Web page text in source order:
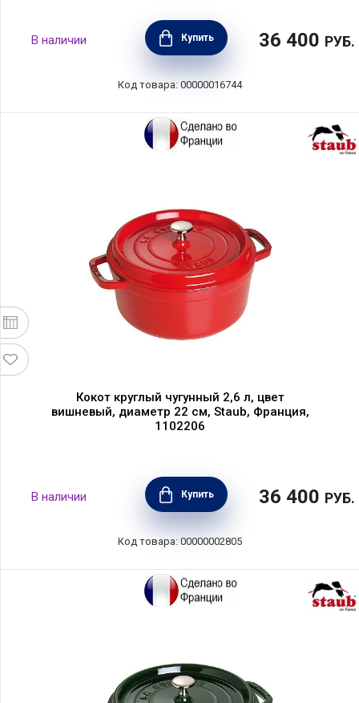
В наличии Купить 36 400 РУБ.
Код товара: 00000016744
Кокот круглый чугунный 2,6 л, цвет
вишневый, диаметр 22 см, Staub, Франция,
1102206
В наличии Купить 36 400 РУБ.
Код товара: 00000002805